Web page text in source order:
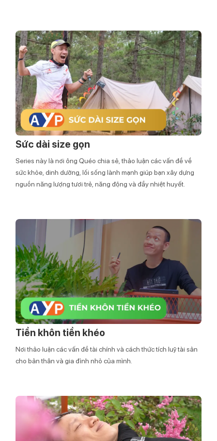
Sức dài size gọn
Series này là nơi ông Quéo chia sẻ, thảo luận các vấn đề về
sức khỏe, dinh dưỡng, lối sống lành mạnh giúp bạn xây dựng
nguồn năng lượng tươi trẻ, năng động và đầy nhiệt huyết.
Tiền khôn tiền khéo
Nơi thảo luận các vấn đề tài chính và cách thức tích luỹ tài sản
cho bản thân và gia đình nhỏ của mình.